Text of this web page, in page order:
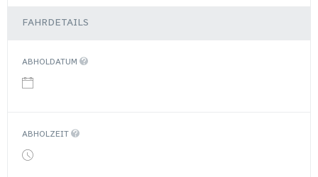
FAHRDETAILS
ABHOLDATUM
ABHOLZEIT